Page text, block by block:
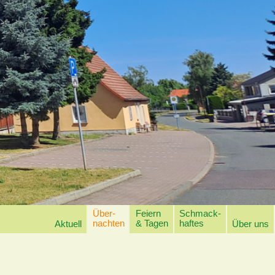
Über uns
Schmack-
haftes
Feiern
& Tagen
Über-
nachten
Aktuell